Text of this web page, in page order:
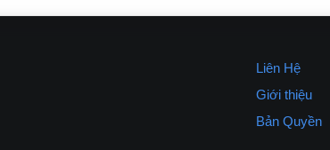
Liên Hệ
Giới thiệu
Bản Quyền